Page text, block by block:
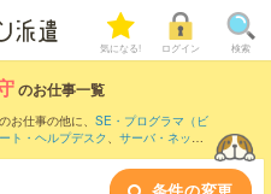
気になる! ログイン 検索
のお仕事一覧
お仕事の他に、 SE・プログラマ（ビ
ト・ヘルプデスク 、 サーバ・ネット
だけます。職種辞典：運用管理・保守